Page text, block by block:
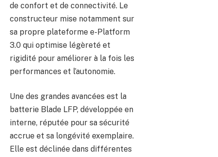
de confort et de connectivité. Le
constructeur mise notamment sur
sa propre plateforme e-Platform
3.0 qui optimise légèreté et
rigidité pour améliorer à la fois les
performances et l’autonomie.
Une des grandes avancées est la
batterie Blade LFP, développée en
interne, réputée pour sa sécurité
accrue et sa longévité exemplaire.
Elle est déclinée dans différentes